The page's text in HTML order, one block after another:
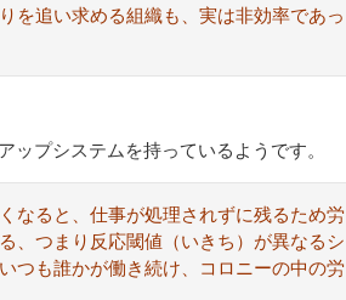
を追い求める組織も、実は非効率であっ
プシステムを持っているようです。
ると、仕事が処理されずに残るため労
、つまり反応閾値（いきち）が異なるシ
つも誰かが働き続け、コロニーの中の労